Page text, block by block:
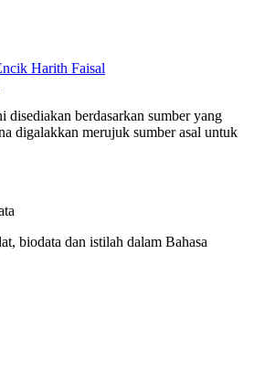
Harith Faisal
berdasarkan sumber yang
digalakkan merujuk sumber asal untuk
biodata dan istilah dalam Bahasa